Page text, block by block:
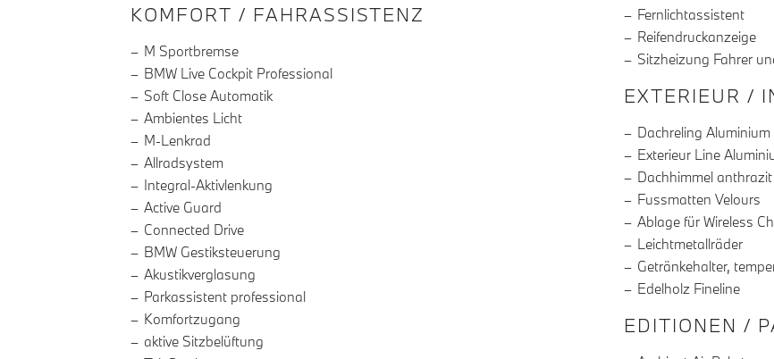
INFORMATIONEN ÜBER DIE AUSSTATTUNG
KOMFORT / FAHRASSISTENZ
M Sportbremse
BMW Live Cockpit Professional
Soft Close Automatik
Ambientes Licht
M-Lenkrad
Allradsystem
Integral-Aktivlenkung
Active Guard
Connected Drive
BMW Gestiksteuerung
Akustikverglasung
Parkassistent professional
Komfortzugang
aktive Sitzbelüftung
Fernlichtassistent
Reifendruckanzeige
Sitzheizung Fahrer
EXTERIEUR /
Dachreling
Exterieur Line
Dachhimmel anthrazit
Fussmatten Velours
Ablage für Wireless
Leichtmetallräder
Getränkehalter,
Edelholz Fineline
EDITIONEN /